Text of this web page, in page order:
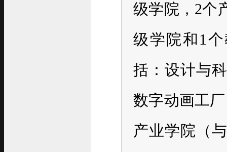
级学院，2个
级学院和1
括：设计与
数字动画工
产业学院（